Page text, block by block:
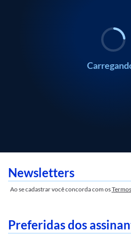
Newsletters
Ao se cadastrar você concorda com os
Preferidas dos